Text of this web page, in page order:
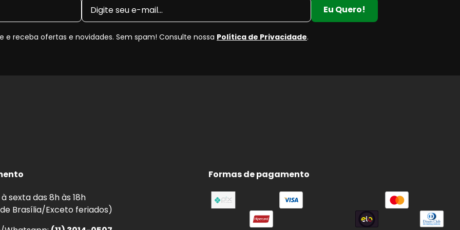
Traseira?
curvas, chuva e frenagens de emergência.
de FreioTEXTAR
de frenagem premium
Eu Quero!
e receba ofertas e novidades. Sem spam! Consulte nossa Política de Privacidade.
sexta das 8h às 18h
Brasília/Exceto feriados)
Formas de pagamento